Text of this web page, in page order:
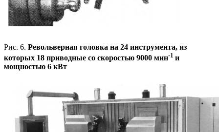
Рис. 6. Револьверная головка на 24 инструмента, из
которых 18 приводные со скоростью 9000 мин-1 и
мощностью 6 кВт